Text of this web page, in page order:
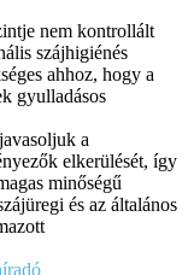
nem kontrollált
szájhigiénés
ahhoz, hogy a
gyulladásos
a
elkerülését, így
minőségű
és az általános